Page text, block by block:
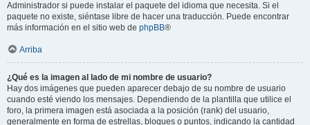
Administrador si puede instalar el paquete del idioma que necesita. Si el
paquete no existe, siéntase libre de hacer una traducción. Puede encontrar
más información en el sitio web de phpBB®
Arriba
¿Qué es la imagen al lado de mi nombre de usuario?
Hay dos imágenes que pueden aparecer debajo de su nombre de usuario
cuando esté viendo los mensajes. Dependiendo de la plantilla que utilice el
foro, la primera imagen está asociada a la posición (rank) del usuario,
generalmente en forma de estrellas, bloques o puntos, indicando la cantidad